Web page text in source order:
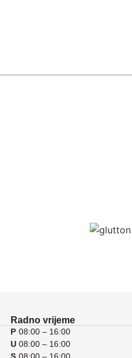
Radno vrijeme
P
U
08:00 – 16:00
08:00 – 16:00